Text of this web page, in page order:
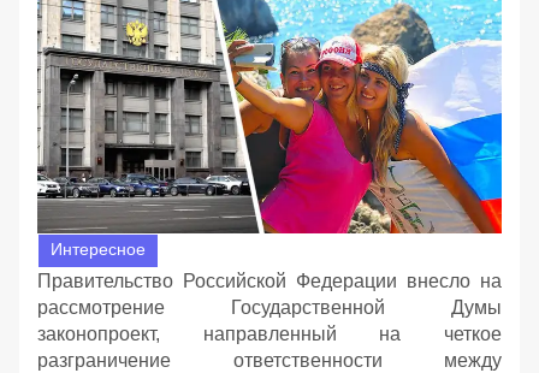
Интересное
Правительство Российской Федерации внесло на
рассмотрение Государственной Думы
законопроект, направленный на четкое
разграничение ответственности между